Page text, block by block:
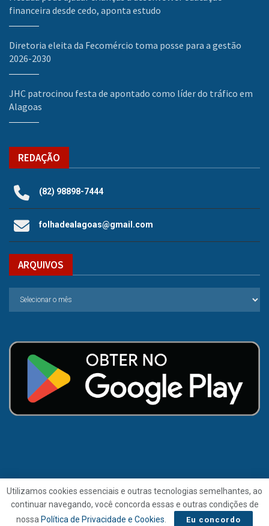
financeira desde cedo, aponta estudo
Diretoria eleita da Fecomércio toma posse para a gestão
2026-2030
JHC patrocinou festa de apontado como líder do tráfico em
Alagoas
REDAÇÃO
(82) 98898-7444
folhadealagoas@gmail.com
ARQUIVOS
Utilizamos cookies essenciais e outras tecnologias semelhantes, ao
continuar navegando, você concorda essas e outras condições de
nossa Política de Privacidade e Cookies Eu concordo